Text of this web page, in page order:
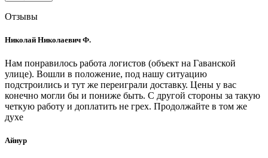
Отзывы
Николай Николаевич Ф.
Нам понравилось работа логистов (объект на Гаванской
улице). Вошли в положение, под нашу ситуацию
подстроились и тут же переиграли доставку. Цены у вас
конечно могли бы и пониже быть. С другой стороны за такую
четкую работу и доплатить не грех. Продолжайте в том же
духе
Айнур